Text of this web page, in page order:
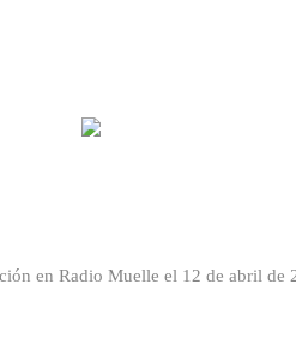
en Radio Muelle el 12 de abril de